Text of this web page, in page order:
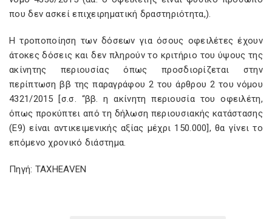
που δεν ασκεί επιχειρηματική δραστηριότητα,).
Η τροποποίηση των δόσεων για όσους οφειλέτες έχουν
άτοκες δόσεις και δεν πληρούν το κριτήριο του ύψους της
ακίνητης περιουσίας όπως προσδιορίζεται στην
περίπτωση ββ της παραγράφου 2 του άρθρου 2 του νόμου
4321/2015 [σ.σ. “ββ. η ακίνητη περιουσία του οφειλέτη,
όπως προκύπτει από τη δήλωση περιουσιακής κατάστασης
(Ε9) είναι αντικειμενικής αξίας μέχρι 150.000], θα γίνει το
επόμενο χρονικό διάστημα.
Πηγή: TAXHEAVEN